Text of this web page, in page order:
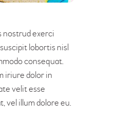
nostrud exerci
lobortis nisl
consequat.
iriure dolor in
velit esse
vel illum dolore eu.